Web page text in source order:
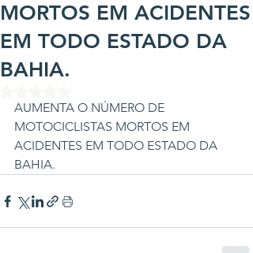
MORTOS EM ACIDENTES
EM TODO ESTADO DA
BAHIA.
AUMENTA O NÚMERO DE
MOTOCICLISTAS MORTOS EM
ACIDENTES EM TODO ESTADO DA
BAHIA.